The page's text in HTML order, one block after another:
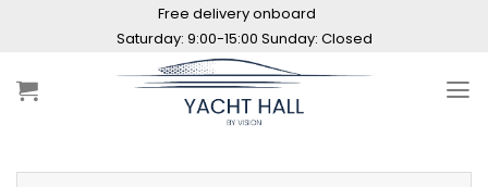
Free delivery onboard